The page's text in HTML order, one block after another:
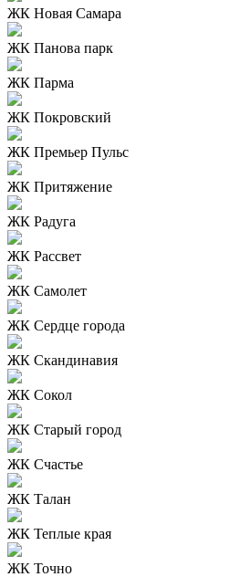
ЖК Новая Самара
ЖК Панова парк
ЖК Парма
ЖК Покровский
ЖК Премьер Пульс
ЖК Притяжение
ЖК Радуга
ЖК Рассвет
ЖК Самолет
ЖК Сердце города
ЖК Скандинавия
ЖК Сокол
ЖК Старый город
ЖК Счастье
ЖК Талан
ЖК Теплые края
ЖК Точно